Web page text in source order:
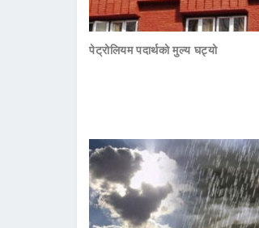
पेट्रोलियम पदार्थको मुल्य घट्यो